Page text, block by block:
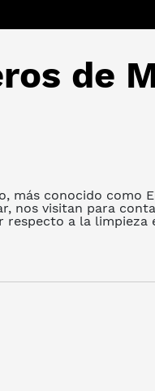
de
más conocido como
nos visitan para
respecto a la